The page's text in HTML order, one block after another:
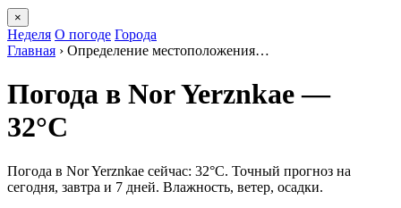
×
Неделя О погоде Города
Главная › Определение местоположения…
Погода в Nor Yerznkaе —
32°C
Погода в Nor Yerznkaе сейчас: 32°C. Точный прогноз на
сегодня, завтра и 7 дней. Влажность, ветер, осадки.